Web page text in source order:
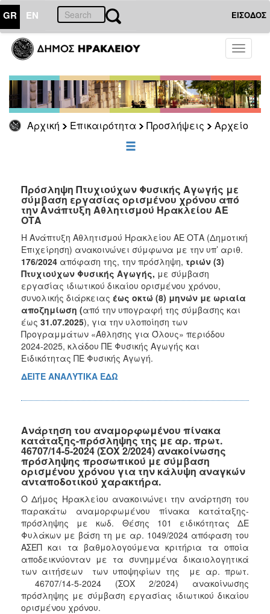
GR EN ΕΙΣΟΔΟΣ
Toggle
Αρχική Επικαιρότητα Προσλήψεις Αρχείο
ΕΠΙΚΑΙΡΟΤΗΤΑ
Αρχείο
2026
2025
2020
2019
2017
2016
2015
2013
ΔΗΜΟΤΗΣ
Πρόσληψη Πτυχιούχων Φυσικής Αγωγής με
σύμβαση εργασίας ορισμένου χρόνου από
την Ανάπτυξη Αθλητισμού Ηρακλείου ΑΕ
ΟΤΑ
Η Ανάπτυξη Αθλητισμού Ηρακλείου ΑΕ ΟΤΑ (Δημοτική
Επιχείρηση) ανακοινώνει σύμφωνα με την υπ’ αριθ.
176/2024 απόφαση της, την πρόσληψη, τριών (3)
Πτυχιούχων Φυσικής Αγωγής, με σύμβαση
εργασίας ιδιωτικού δικαίου ορισμένου χρόνου,
συνολικής διάρκειας έως οκτώ (8) μηνών με ωριαία
αποζημίωση (από την υπογραφή της σύμβασης και
έως 31.07.2025), για την υλοποίηση των
Προγραμμάτων «Άθλησης για Όλους» περιόδου
2024-2025, κλάδου ΠΕ Φυσικής Αγωγής και
Ειδικότητας ΠΕ Φυσικής Αγωγή.
ΔΕΙΤΕ ΑΝΑΛΥΤΙΚΑ ΕΔΩ
Ανάρτηση του αναμορφωμένου πίνακα
κατάταξης-πρόσληψης της με αρ. πρωτ.
46707/14-5-2024 (ΣΟΧ 2/2024) ανακοίνωσης
πρόσληψης προσωπικού με σύμβαση
ορισμένου χρόνου για την κάλυψη αναγκών
ανταποδοτικού χαρακτήρα.
Ο Δήμος Ηρακλείου ανακοινώνει την ανάρτηση του
παρακάτω αναμορφωμένου πίνακα κατάταξης-
πρόσληψης με κωδ. Θέσης 101 ειδικότητας ΔΕ
Φυλάκων με βάση τη με αρ. 1049/2024 απόφαση του
ΑΣΕΠ και τα βαθμολογούμενα κριτήρια τα οποία
αποδεικνύονταν με τα συνημμένα δικαιολογητικά
των αιτήσεων των υποψηφίων της με αρ. πρωτ.
46707/14-5-2024 (ΣΟΧ 2/2024) ανακοίνωσης
πρόσληψης με σύμβαση εργασίας ιδιωτικού δικαίου
ορισμένου χρόνου.